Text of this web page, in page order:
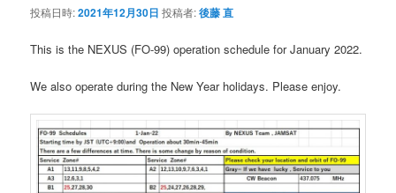
投稿日時:2021年12月30日 投稿者:後藤 直
This is the NEXUS (FO-99) operation schedule for January 2022.
We also operate during the New Year holidays. Please enjoy.